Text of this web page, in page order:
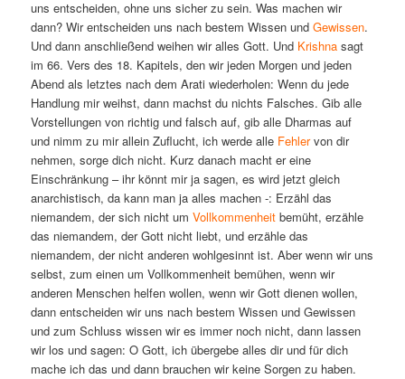
uns entscheiden, ohne uns sicher zu sein. Was machen wir
dann? Wir entscheiden uns nach bestem Wissen undGewissen.
Und dann anschließend weihen wir alles Gott. Und Krishna sagt
im 66. Vers des 18. Kapitels, den wir jeden Morgen und jeden
Abend als letztes nach dem Arati wiederholen: Wenn du jede
Handlung mir weihst, dann machst du nichts Falsches. Gib alle
Vorstellungen von richtig und falsch auf, gib alle Dharmas auf
und nimm zu mir allein Zuflucht, ich werde alle Fehlervon dir
nehmen, sorge dich nicht. Kurz danach macht er eine
Einschränkung – ihr könnt mir ja sagen, es wird jetzt gleich
anarchistisch, da kann man ja alles machen -: Erzähl das
niemandem, der sich nicht umVollkommenheit bemüht, erzähle
das niemandem, der Gott nicht liebt, und erzähle das
niemandem, der nicht anderen wohlgesinnt ist. Aber wenn wir uns
selbst, zum einen um Vollkommenheit bemühen, wenn wir
anderen Menschen helfen wollen, wenn wir Gott dienen wollen,
dann entscheiden wir uns nach bestem Wissen und Gewissen
und zum Schluss wissen wir es immer noch nicht, dann lassen
wir los und sagen: O Gott, ich übergebe alles dir und für dich
mache ich das und dann brauchen wir keine Sorgen zu haben.